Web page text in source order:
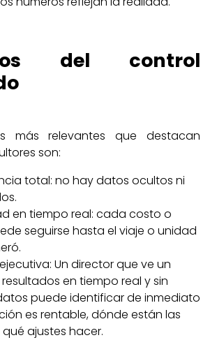
del control
más relevantes que destacan
son:
total: no hay datos ocultos ni
en tiempo real: cada costo o
seguirse hasta el viaje o unidad
Un director que ve un
en tiempo real y sin
puede identificar de inmediato
es rentable, dónde están las
ajustes hacer.